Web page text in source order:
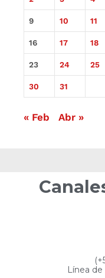
9 10 11
16 17 18
23 24 25
30 31
« Feb Abr »
Línea